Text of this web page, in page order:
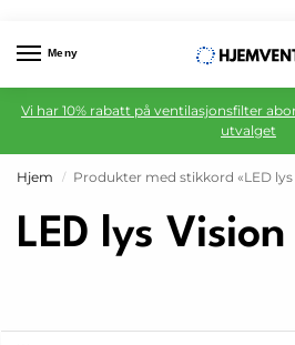
Meny
Vi har 10% rabatt på ventilasjonsfilter
utvalget
Hjem / Produkter med stikkord «LED lys
LED lys Vision